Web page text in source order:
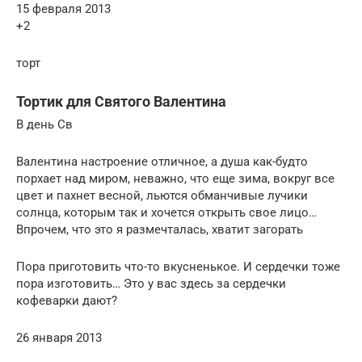
15 февраля 2013
+2
торт
Тортик для Святого Валентина
В день Св
Валентина настроение отличное, а душа как-будто
порхает над миром, неважно, что еще зима, вокруг все
цвет и пахнет весной, льются обманчивые лучики
солнца, которым так и хочется открыть свое лицо…
Впрочем, что это я размечталась, хватит загорать
Пора приготовить что-то вкусненькое. И сердечки тоже
пора изготовить… Это у вас здесь за сердечки
кофеварки дают?
26 января 2013